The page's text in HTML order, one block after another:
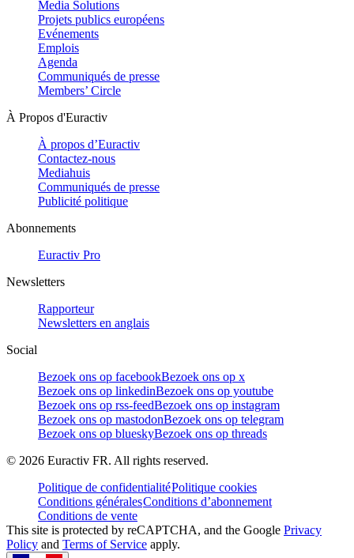
Media Solutions
Projets publics européens
Evénements
Emplois
Agenda
Communiqués de presse
Members’ Circle
À Propos d'Euractiv
À propos d’Euractiv
Contactez-nous
Mediahuis
Communiqués de presse
Publicité politique
Abonnements
Euractiv Pro
Newsletters
Rapporteur
Newsletters en anglais
Social
Bezoek ons op facebookBezoek ons op x
Bezoek ons op linkedinBezoek ons op youtube
Bezoek ons op rss-feedBezoek ons op instagram
Bezoek ons op mastodonBezoek ons op telegram
Bezoek ons op blueskyBezoek ons op threads
© 2026 Euractiv FR. All rights reserved.
Politique de confidentialitéPolitique cookies
Conditions généralesConditions d’abonnement
Conditions de vente
This site is protected by reCAPTCHA, and the Google Privacy
Policy and Terms of Service apply.